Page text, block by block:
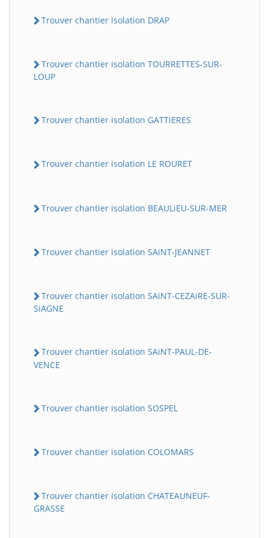
Trouver chantier isolation DRAP
Trouver chantier isolation TOURRETTES-SUR-
LOUP
Trouver chantier isolation GATTiERES
Trouver chantier isolation LE ROURET
Trouver chantier isolation BEAULiEU-SUR-MER
Trouver chantier isolation SAiNT-JEANNET
Trouver chantier isolation SAiNT-CEZAiRE-SUR-
SiAGNE
Trouver chantier isolation SAiNT-PAUL-DE-
VENCE
Trouver chantier isolation SOSPEL
Trouver chantier isolation COLOMARS
Trouver chantier isolation CHATEAUNEUF-
GRASSE